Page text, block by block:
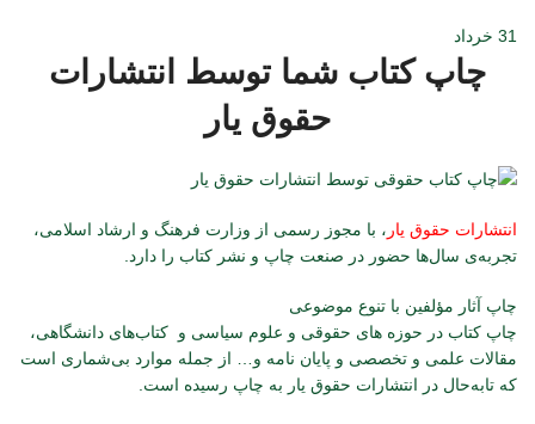
31 خرداد
چاپ کتاب شما توسط انتشارات
حقوق یار
انتشارات حقوق یار ، با مجوز رسمی از وزارت فرهنگ و ارشاد اسلامی،
تجربه‌ی سال‌ها حضور در صنعت چاپ و نشر کتاب را دارد.
چاپ آثار مؤلفین با تنوع موضوعی
چاپ کتاب ‌در حوزه‌ های حقوقی و علوم سیاسی و کتاب‌های دانشگاهی،
مقالات علمی و تخصصی و پایان نامه و… از جمله موارد بی‌شماری است
که تابه‌حال در انتشارات حقوق یار به چاپ رسیده است.